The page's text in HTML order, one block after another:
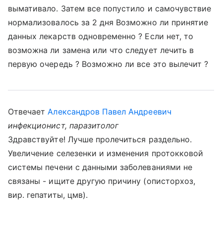
вымативало. Затем все попустило и самочувствие
нормализовалось за 2 дня Возможно ли принятие
данных лекарств одновременно ? Если нет, то
возможна ли замена или что следует лечить в
первую очередь ? Возможно ли все это вылечит ?
ОтвечаетАлександров Павел Андреевич
инфекционист, паразитолог
Здравствуйте! Лучше пролечиться раздельно.
Увеличение селезенки и изменения протокковой
системы печени с данными заболеваниями не
связаны - ищите другую причину (описторхоз,
вир. гепатиты, цмв).